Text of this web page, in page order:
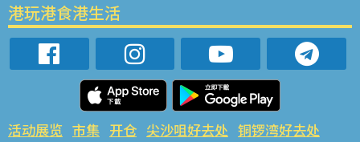
港玩港食港生活
活动展览 市集 开仓 尖沙咀好去处 铜锣湾好去处